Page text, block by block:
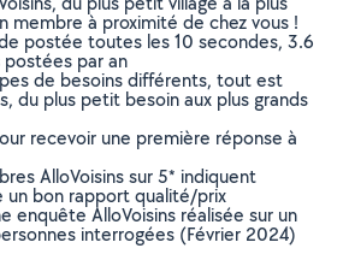
membre à proximité de chez vous !
postée toutes les 10 secondes, 3.6
par an
de besoins différents, tout est
du plus petit besoin aux plus grands
recevoir une première réponse à
AlloVoisins sur 5* indiquent
un bon rapport qualité/prix
enquête AlloVoisins réalisée sur un
interrogées (Février 2024)